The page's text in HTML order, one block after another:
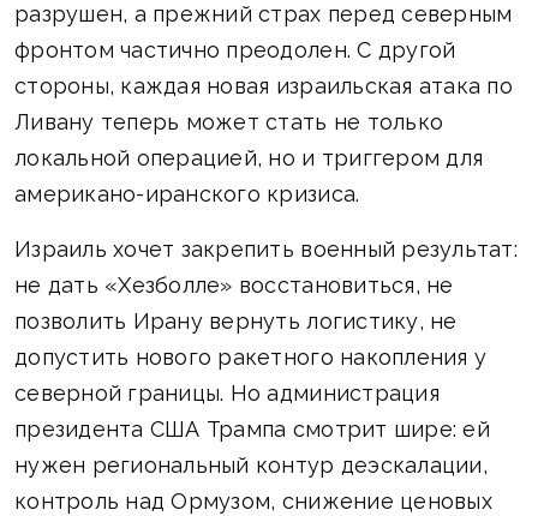
разрушен, а прежний страх перед северным
фронтом частично преодолен. С другой
стороны, каждая новая израильская атака по
Ливану теперь может стать не только
локальной операцией, но и триггером для
американо-иранского кризиса.
Израиль хочет закрепить военный результат:
не дать «Хезболле» восстановиться, не
позволить Ирану вернуть логистику, не
допустить нового ракетного накопления у
северной границы. Но администрация
президента США Трампа смотрит шире: ей
нужен региональный контур деэскалации,
контроль над Ормузом, снижение ценовых